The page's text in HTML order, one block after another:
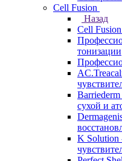
Cell Fusion
Назад
Cell Fusion
тонизации
сухой и
K Solution